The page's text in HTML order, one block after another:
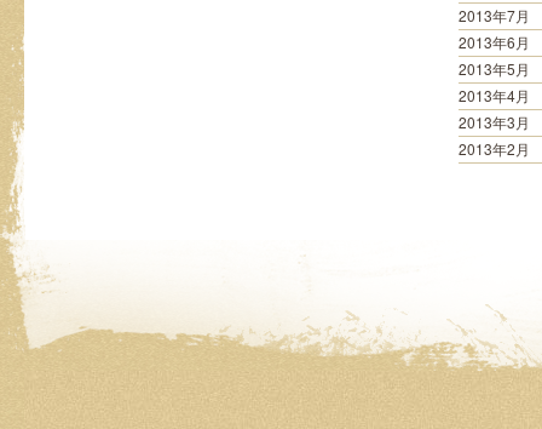
2013年7月
2013年6月
2013年5月
2013年4月
2013年3月
2013年2月